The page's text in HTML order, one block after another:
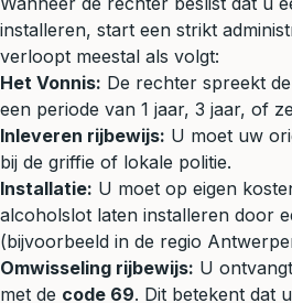
installeren, start een strikt
verloopt meestal als volgt:
Het Vonnis: De rechter spreekt
een periode van 1 jaar, 3 jaar, of
Inleveren rijbewijs: U moet uw
bij de griffie of lokale politie.
Installatie: U moet op eigen
alcoholslot laten installeren door
(bijvoorbeeld in de regio
Omwisseling rijbewijs: U
met de code 69. Dit betekent dat